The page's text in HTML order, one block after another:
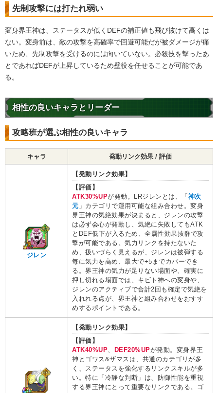
先制攻撃には打たれ弱い
変身界王神は、ステータスが低くDEFの補正値も飛び抜けて高くは
ない。変身前は、敵の攻撃を高確率で回避可能だが被ダメージが痛
いため、先制攻撃を受けるのには向いていない。必殺技を撃ったあ
とであればDEFが上昇しているため壁役を任せることが可能であ
る。
相性の良いキャラとリーダー
攻略班が選ぶ相性の良いキャラ
キャラ 発動リンク効果 / 評価
ジレン
【発動リンク効果】
【評価】
ATK30%UPが発動。LRジレンとは、「 神次
元 」カテゴリで運用可能な組み合わせ。変身
界王神の気絶効果が決まると、ジレンの攻撃
は必ず会心が発動し、気絶に失敗してもATK
とDEF低下が入るため、全属性効果抜群で攻
撃が可能である。気力リンクを持たないた
め、扱いづらく見えるが、ジレンは被弾する
毎に気力を高め、最大で+5までカバーでき
る。界王神の気力が足りない場面や、確実に
押し切れる場面では、キビト神への変身や、
ジレンのアクティブで合計2回も確定で気絶を
入れれる点が、界王神と組み合わせをおすす
めするポイントである。
【発動リンク効果】
【評価】
ATK40%UP、 DEF20%UPが発動。変身界王
神とゴワス&ザマスは、共通のカテゴリが多
く、ステータスを強化するリンクスキルが多
い。特に「冷静な判断」は、防御性能を重視
する界王神にとって重要なリンクである。ゴ